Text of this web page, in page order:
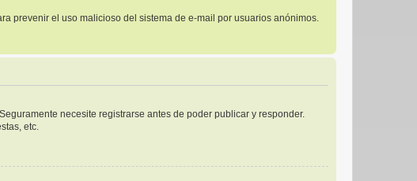
prevenir el uso malicioso del sistema de e-mail por usuarios anónimos.
necesite registrarse antes de poder publicar y responder.
etc.